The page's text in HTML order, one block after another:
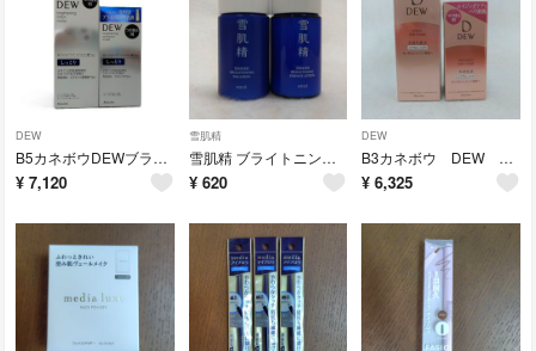
DEW
B5カネボウDEWブライトニング ローション&エマルジョン しっとり 付け替え用
¥ 7,120
雪肌精
雪肌精 ブライトニング エッセンスローション＆エマルジョン 14ml 2点セット
¥ 620
DEW
B3カネボウ DEW ローション&エマルジョン とてもしっとり 付け替え用
¥ 6,325